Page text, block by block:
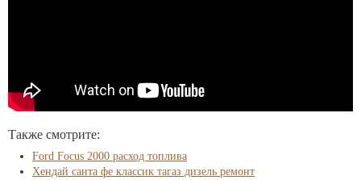
Также смотрите:
Ford Focus 2000 расход топлива
Хендай санта фе классик тагаз дизель ремонт